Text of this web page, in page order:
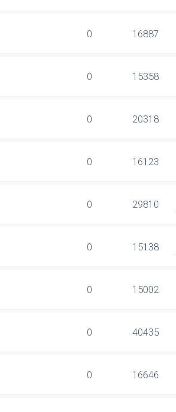
0 16887
0 15358
0 20318
0 16123
0 29810
0 15138
0 15002
0 40435
0 16646